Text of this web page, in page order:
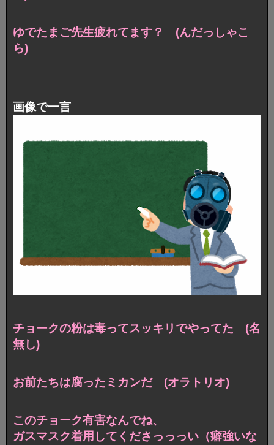
ゆでたまご先生疲れてます？ (んだっしゃこ
ら)
画像で一言
チョークの粉は毒ってスッキリでやってた (名
無し)
お前たちは腐ったミカンだ (オラトリオ)
このチョーク有害なんでね、
ガスマスク着用してくださっっっい（癖強いな